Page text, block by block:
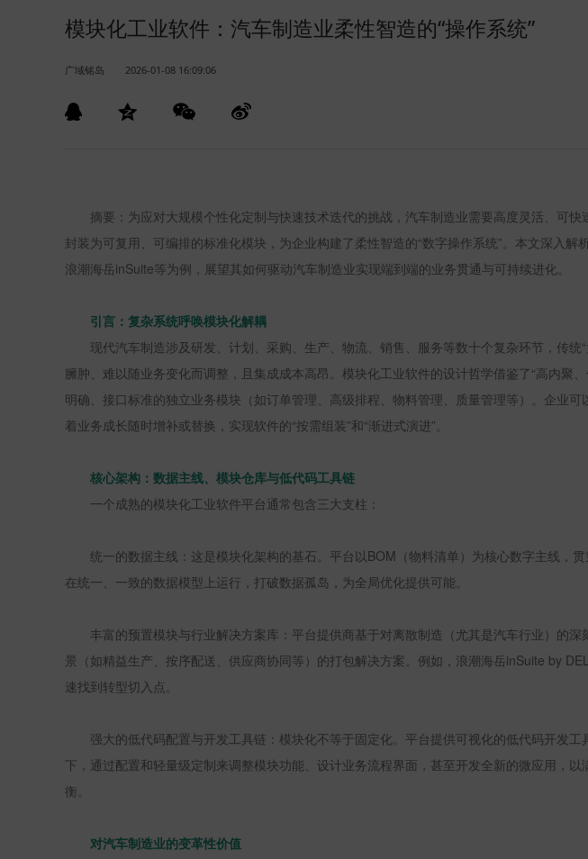
模块化工业软件：汽车制造业柔性智造的“操作系统”
广域铭岛 2026-01-08 16:09:06
摘要：为应对大规模个性化定制与快速技术迭代的挑战，汽车制造业需要高度灵活、可快
封装为可复用、可编排的标准化模块，为企业构建了柔性智造的“数字操作系统”。本文深入
浪潮海岳inSuite等为例，展望其如何驱动汽车制造业实现端到端的业务贯通与可持续进化。
引言：复杂系统呼唤模块化解耦
现代汽车制造涉及研发、计划、采购、生产、物流、销售、服务等数十个复杂环节，传统
臃肿、难以随业务变化而调整，且集成成本高昂。模块化工业软件的设计哲学借鉴了“高内聚
明确、接口标准的独立业务模块（如订单管理、高级排程、物料管理、质量管理等）。企业
着业务成长随时增补或替换，实现软件的“按需组装”和“渐进式演进”。
核心架构：数据主线、模块仓库与低代码工具链
一个成熟的模块化工业软件平台通常包含三大支柱：
统一的数据主线：这是模块化架构的基石。平台以BOM （物料清单）为核心数字主线，
在统一、一致的数据模型上运行，打破数据孤岛，为全局优化提供可能。
丰富的预置模块与行业解决方案库：平台提供商基于对离散制造（尤其是汽车行业）的
景（如精益生产、按序配送、供应商协同等）的打包解决方案。例如，浪潮海岳inSuite by
速找到转型切入点。
强大的低代码配置与开发工具链：模块化不等于固定化。平台提供可视化的低代码开发工
下，通过配置和轻量级定制来调整模块功能、设计业务流程界面，甚至开发全新的微应用，
衡。
对汽车制造业的变革性价值